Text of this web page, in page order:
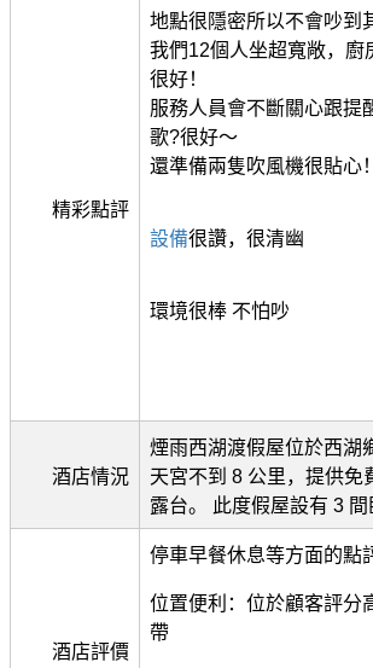
精彩點評
地點很隱密所以不會吵到
我們12個人坐超寬敞，廚
很好！
服務人員會不斷關心跟提
歌?很好～
還準備兩隻吹風機很貼心！
設備很讚，很清幽
環境很棒 不怕吵
酒店情況
煙雨西湖渡假屋位於西湖
天宮不到 8 公里，提供免
露台。 此度假屋設有 3 間
酒店評價
停車早餐休息等方面的點
位置便利：位於顧客評分
帶